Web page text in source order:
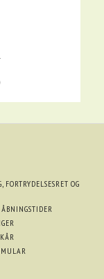
FORTRYDELSESRET OG